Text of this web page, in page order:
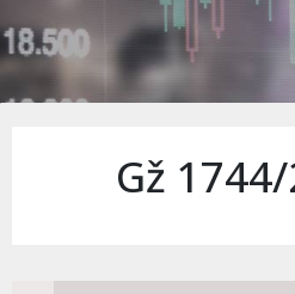
Gž